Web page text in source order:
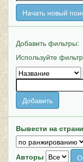
Начать новый
Добавить фильтры:
Используйте
Вывести на
Авторы